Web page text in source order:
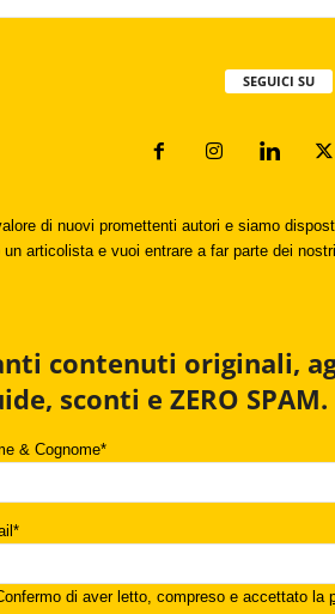
SEGUICI SU
di nuovi promettenti autori e siamo
articolista e vuoi entrare a far parte dei
contenuti originali,
sconti e ZERO SPAM.
& Cognome*
di aver letto, compreso e accettato la